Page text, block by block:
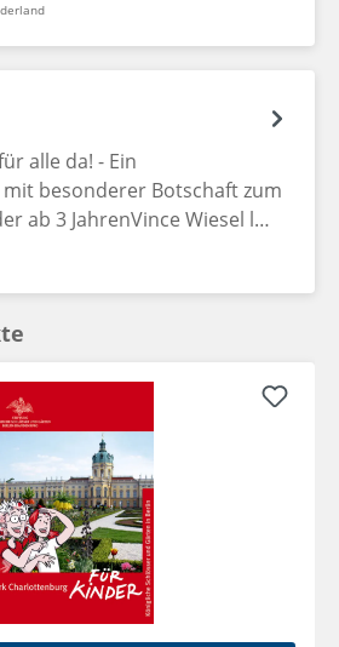
alle da! - Ein
besonderer Botschaft zum
ab 3 JahrenVince Wiesel l…